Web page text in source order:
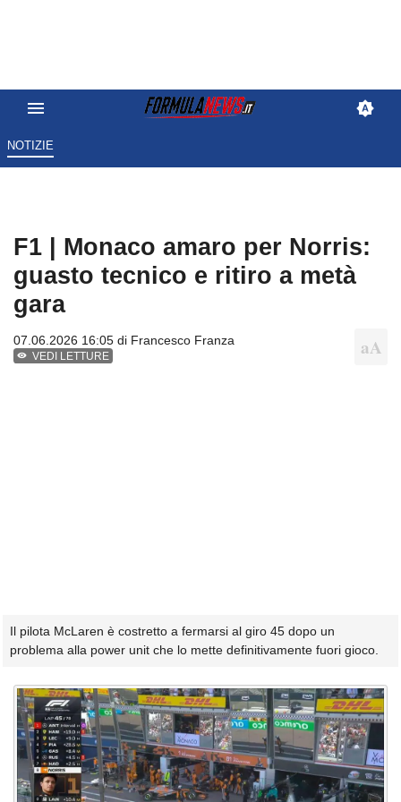
NOTIZIE
F1 | Monaco amaro per Norris:
guasto tecnico e ritiro a metà
gara
07.06.2026 16:05 di Francesco Franza
VEDI LETTURE
Il pilota McLaren è costretto a fermarsi al giro 45 dopo un
problema alla power unit che lo mette definitivamente fuori gioco.